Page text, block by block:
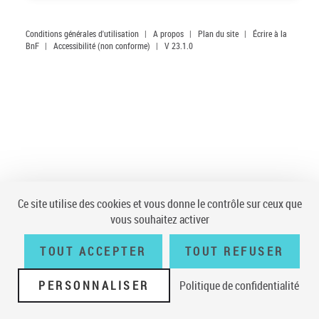
Conditions générales d'utilisation | A propos | Plan du site |
Écrire à la
BnF | Accessibilité (non conforme) | V 23.1.0
Ce site utilise des cookies et vous donne le contrôle sur ceux que
vous souhaitez activer
TOUT ACCEPTER TOUT REFUSER
PERSONNALISER Politique de confidentialité